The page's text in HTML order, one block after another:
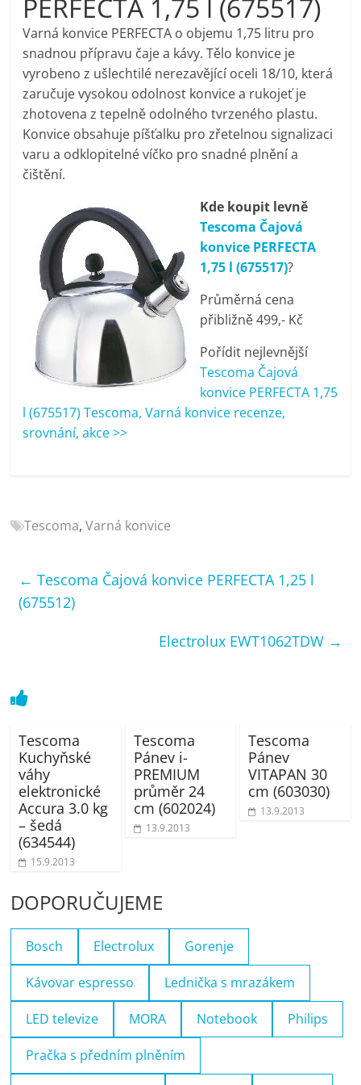
pračky,
televize,
notebooky,
mobilní
telefony,
kávovary,
bazény
Nejlepší
elektronika
porovnání
OK,
recenze,
telefony,
PERFECTA 1,75 l (675517)
Varná konvice PERFECTA o objemu 1,75 litru pro
snadnou přípravu čaje a kávy. Tělo konvice je
vyrobeno z ušlechtilé nerezavějící oceli 18/10, která
zaručuje vysokou odolnost konvice a rukojeť je
zhotovena z tepelně odolného tvrzeného plastu.
Konvice obsahuje píšťalku pro zřetelnou signalizaci
varu a odklopitelné víčko pro snadné plnění a
čištění.
Kde koupit levně
Tescoma Čajová
konvice PERFECTA
1,75 l (675517)?
Průměrná cena
přibližně 499,- Kč
Pořídit nejlevnější
Tescoma Čajová
konvice PERFECTA 1,75
l (675517) Tescoma, Varná konvice recenze,
srovnání, akce >>
Tescoma,Varná konvice
← Tescoma Čajová konvice PERFECTA 1,25 l
(675512)
Electrolux EWT1062TDW →
Tescoma
Kuchyňské
váhy
elektronické
Accura 3.0 kg
– šedá
(634544)
15.9.2013
Tescoma
Pánev i-
PREMIUM
průměr 24
cm (602024)
13.9.2013
Tescoma
Pánev
VITAPAN 30
cm (603030)
13.9.2013
DOPORUČUJEME
Bosch Electrolux Gorenje
Kávovar espresso Lednička s mrazákem
LED televize MORA Notebook Philips
Pračka s předním plněním